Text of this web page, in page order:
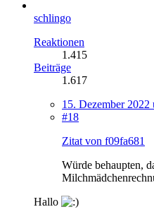
schlingo
Reaktionen
1.415
Beiträge
1.617
15. Dezember 2022
#18
Zitat von f09fa681
Würde behaupten,
Hallo